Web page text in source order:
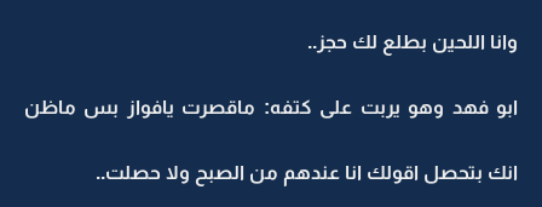
وانا اللحين بطلع لك حجز..
ابو فهد وهو يربت على كتفه: ماقصرت يافواز بس ماظن
انك بتحصل اقولك انا عندهم من الصبح ولا حصلت..